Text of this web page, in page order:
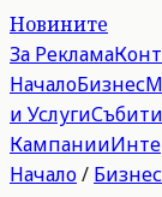
Новините
За Реклама
НачалоБизнес
и Услуги
Кампании
Начало/ Бизнес